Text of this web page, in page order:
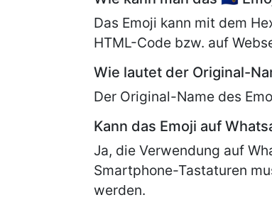
Das Emoji kann mit dem
HTML-Code bzw. auf
Wie lautet der Original-
Der Original-Name des
Kann das Emoji auf
Ja, die Verwendung auf
Smartphone-Tastaturen
werden.